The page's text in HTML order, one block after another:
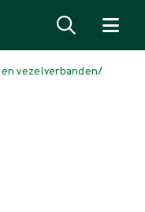
vezelverbanden/